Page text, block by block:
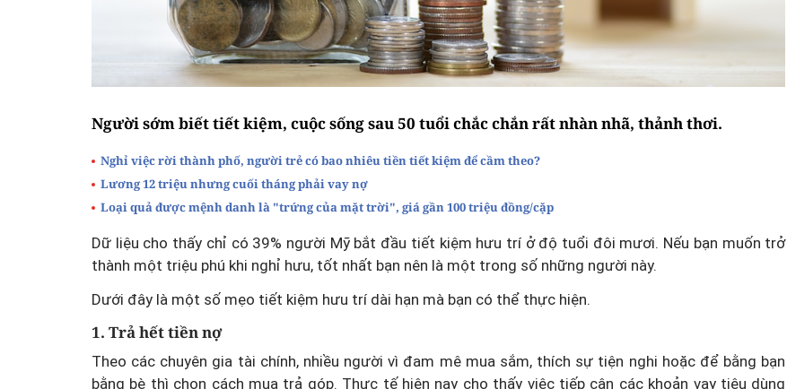
Người sớm biết tiết kiệm, cuộc sống sau 50 tuổi chắc chắn rất nhàn nhã, thảnh thơi.
Nghỉ việc rời thành phố, người trẻ có bao nhiêu tiền tiết kiệm để cầm theo?
Lương 12 triệu nhưng cuối tháng phải vay nợ
Loại quả được mệnh danh là "trứng của mặt trời", giá gần 100 triệu đồng/cặp
Dữ liệu cho thấy chỉ có 39% người Mỹ bắt đầu tiết kiệm hưu trí ở độ tuổi đôi mươi. Nếu bạn muốn trở
thành một triệu phú khi nghỉ hưu, tốt nhất bạn nên là một trong số những người này.
Dưới đây là một số mẹo tiết kiệm hưu trí dài hạn mà bạn có thể thực hiện.
1. Trả hết tiền nợ
Theo các chuyên gia tài chính, nhiều người vì đam mê mua sắm, thích sự tiện nghi hoặc để bằng bạn
bằng bè thì chọn cách mua trả góp. Thực tế hiện nay cho thấy việc tiếp cận các khoản vay tiêu dùng